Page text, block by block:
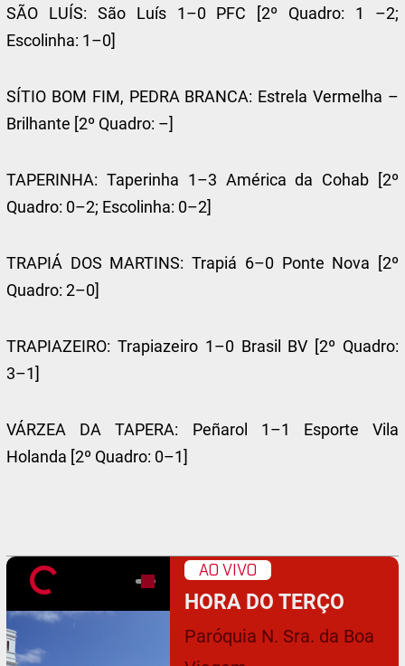
SÃO LUÍS: São Luís 1–0 PFC [2º Quadro: 1 –2;
Escolinha: 1–0]
SÍTIO BOM FIM, PEDRA BRANCA: Estrela Vermelha –
Brilhante [2º Quadro: –]
TAPERINHA: Taperinha 1–3 América da Cohab [2º
Quadro: 0–2; Escolinha: 0–2]
TRAPIÁ DOS MARTINS: Trapiá 6–0 Ponte Nova [2º
Quadro: 2–0]
TRAPIAZEIRO: Trapiazeiro 1–0 Brasil BV [2º Quadro:
3–1]
VÁRZEA DA TAPERA: Peñarol 1–1 Esporte Vila
Holanda [2º Quadro: 0–1]
AO VIVO
HORA DO TERÇO
Paróquia N. Sra. da Boa